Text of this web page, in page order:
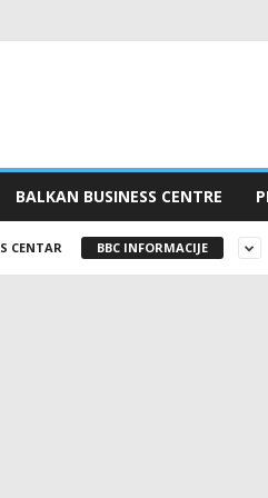
BALKAN BUSINESS CENTRE
CENTAR BBC INFORMACIJE